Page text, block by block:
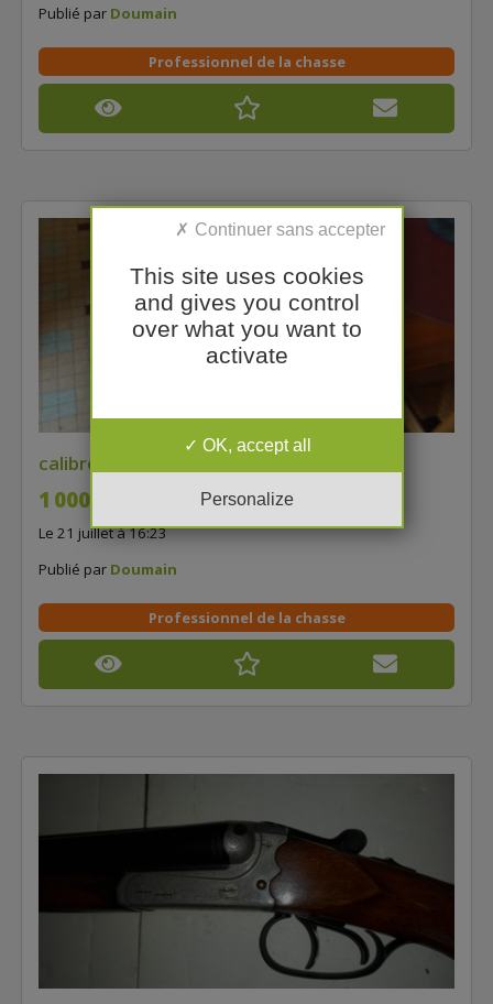
Publié par Doumain
Professionnel de la chasse
calibre 10-89
1 000,00 €
Le 21 juillet à 16:23
Publié par Doumain
Professionnel de la chasse
This site uses cookies
and gives you control
over what you want to
activate
OK, accept all
Personalize